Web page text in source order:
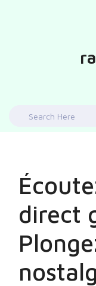
Search
direct